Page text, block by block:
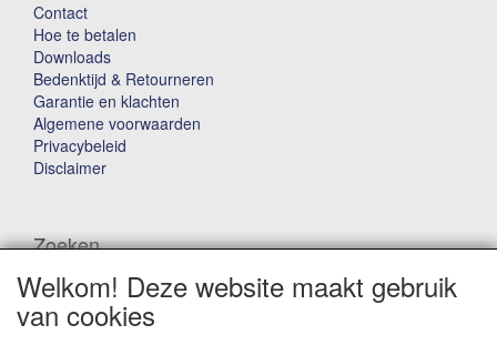
Contact
Hoe te betalen
Downloads
Bedenktijd & Retourneren
Garantie en klachten
Algemene voorwaarden
Privacybeleid
Disclaimer
Zoeken
Waar ben je naar op zoek?
Welkom! Deze website maakt gebruik
van cookies